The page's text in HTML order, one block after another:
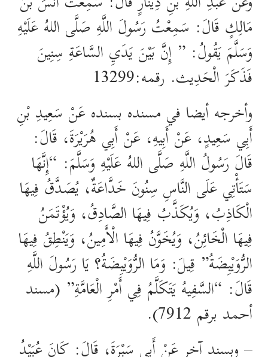
مَالِكٍ قَالَ: سَمِعْتُ رَسُولَ اللَّهِ صَلَّى اللهُ عَلَيْهِ
وَسَلَّمَ يَقُولُ: ” إِنَّ بَيْنَ يَدَيِ السَّاعَةِ سِنِينَ
فَذَكَرَ الْحَدِيث. رقمه:13299
وأخرجه أيضا في مسنده بسنده عَنْ سَعِيدِ بْنِ
أَبِي سَعِيدٍ، عَنْ أَبِيهِ، عَنْ أَبِي هُرَيْرَةَ، قَالَ:
قَالَ رَسُولُ اللَّهِ صَلَّى اللهُ عَلَيْهِ وَسَلَّمَ: “إِنَّهَا
سَتَأْتِي عَلَى النَّاسِ سِنُونَ خَدَّاعَةٌ، يُصَدَّقُ فِيهَا
الْكَاذِبُ، وَيُكَذَّبُ فِيهَا الصَّادِقُ، وَيُؤْتَمَنُ
فِيهَا الْخَائِنُ، وَيُخَوَّنُ فِيهَا الْأَمِينُ، وَيَنْطِقُ فِيهَا
الرُّوَيْبِضَةُ” قِيلَ: وَمَا الرُّوَيْبِضَةُ؟ يَا رَسُولَ اللَّهِ
قَالَ: “السَّفِيهُ يَتَكَلَّمُ فِي أَمْرِ الْعَامَّةِ” (مسند
أحمد برقم 7912).